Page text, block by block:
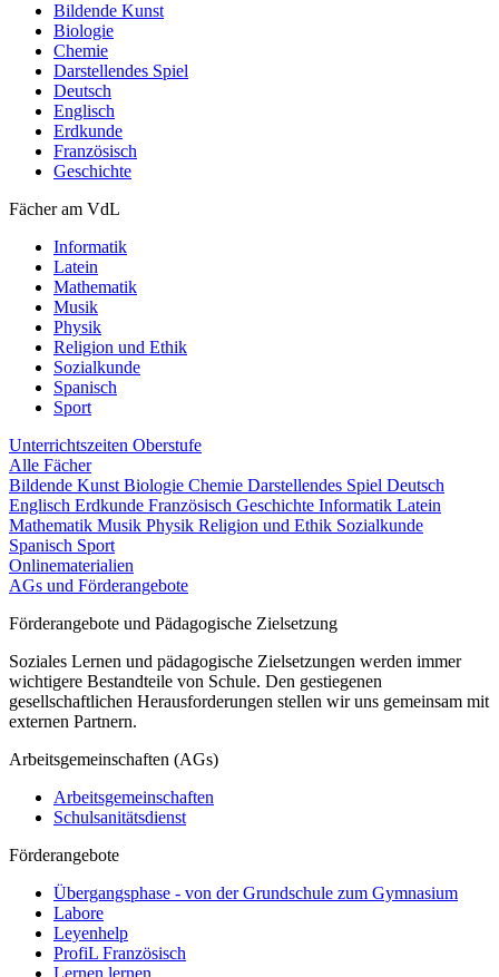
Bildende Kunst
Biologie
Chemie
Darstellendes Spiel
Deutsch
Englisch
Erdkunde
Französisch
Geschichte
Fächer am VdL
Informatik
Latein
Mathematik
Musik
Physik
Religion und Ethik
Sozialkunde
Spanisch
Sport
Unterrichtszeiten Oberstufe
Alle Fächer
Bildende Kunst Biologie Chemie Darstellendes Spiel Deutsch
Englisch Erdkunde Französisch Geschichte Informatik Latein
Mathematik Musik Physik Religion und Ethik Sozialkunde
Spanisch Sport
Onlinematerialien
AGs und Förderangebote
Förderangebote und Pädagogische Zielsetzung
Soziales Lernen und pädagogische Zielsetzungen werden immer
wichtigere Bestandteile von Schule. Den gestiegenen
gesellschaftlichen Herausforderungen stellen wir uns gemeinsam mit
externen Partnern.
Arbeitsgemeinschaften (AGs)
Arbeitsgemeinschaften
Schulsanitätsdienst
Förderangebote
Übergangsphase - von der Grundschule zum Gymnasium
Labore
Leyenhelp
ProfiL Französisch
Lernen lernen